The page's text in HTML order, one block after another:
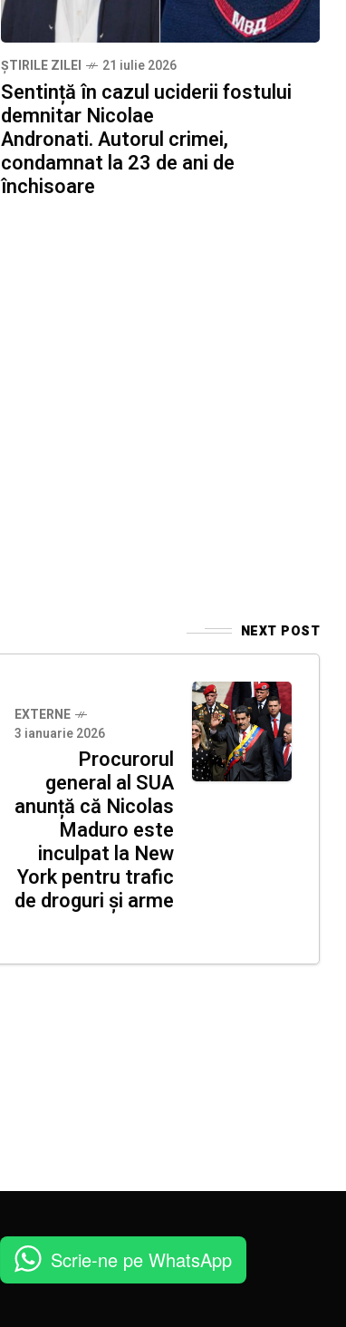
ȘTIRILE ZILEI 21 iulie 2026
Sentință în cazul uciderii fostului
demnitar Nicolae
Andronati. Autorul crimei,
condamnat la 23 de ani de
închisoare
NEXT POST
EXTERNE
3 ianuarie 2026
Procurorul
general al SUA
anunță că Nicolas
Maduro este
inculpat la New
York pentru trafic
de droguri și arme
Scrie-ne pe WhatsApp